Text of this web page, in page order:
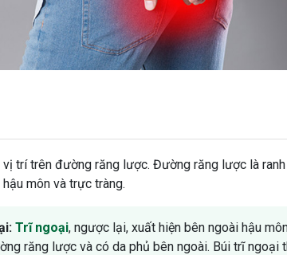
trí trên đường răng lược. Đường răng lược là
môn và trực tràng.
Trĩ ngoại, ngược lại, xuất hiện bên ngoài hậu
răng lược và có da phủ bên ngoài. Búi trĩ ngoại